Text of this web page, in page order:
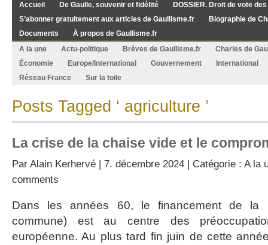
Accueil De Gaulle, souvenir et fidélité
DOSSIER. Droit de vote
S’abonner gratuitement aux articles de Gaullisme.fr
Biographie de
Documents
À propos de Gaullisme.fr
A la une
Actu-politique Brèves de Gaullisme.fr
Charles de
Économie
Europe/International Gouvernement
International
Réseau France
Sur la toile
Posts Tagged ‘ agriculture ’
La crise de la chaise vide et le
Par Alain Kerhervé | 7. décembre 2024 | Catégorie : A la
comments
Dans les années 60, le financement de la
commune) est au centre des
européenne. Au plus tard fin juin de cette